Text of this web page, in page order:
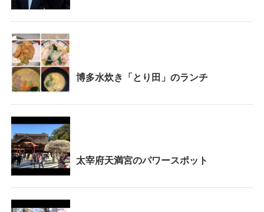
博多水炊き「とり田」のランチ
太宰府天満宮のパワースポット